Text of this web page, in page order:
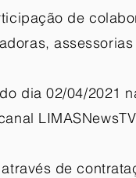
de
dia 02/04/2021
de